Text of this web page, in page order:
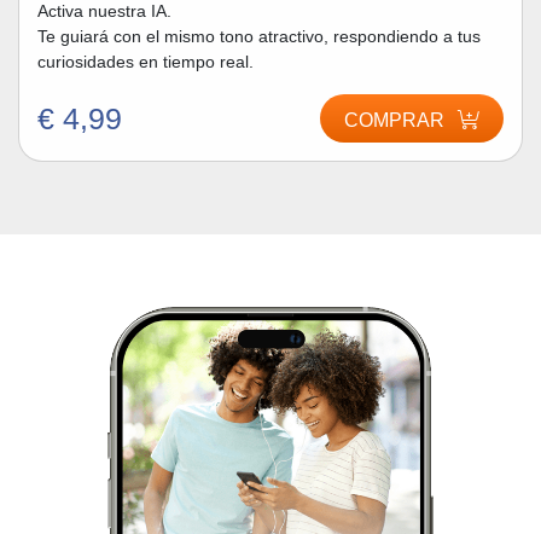
Activa nuestra IA.
Te guiará con el mismo tono atractivo, respondiendo a tus
curiosidades en tiempo real.
€ 4,99 COMPRAR